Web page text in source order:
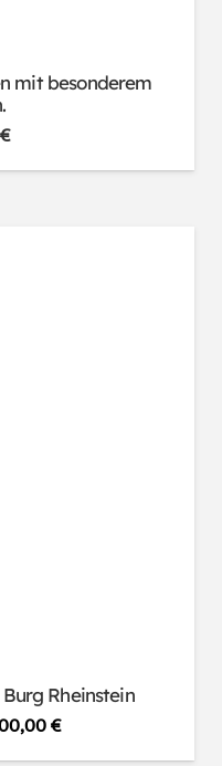
mit besonderem
€
Rheinstein
€Aktueller
Preis